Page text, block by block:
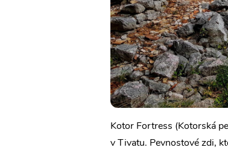
Kotor Fortress (Kotorská
v Tivatu. Pevnostové zdi,